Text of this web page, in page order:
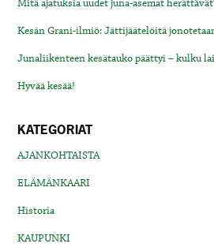
Mitä ajatuksia uudet juna-asemat
Kesän Grani-ilmiö: Jättijäätelöitä
Junaliikenteen kesätauko päättyi – kulku
Hyvää kesää!
KATEGORIAT
AJANKOHTAISTA
ELÄMÄNKAARI
Historia
KAUPUNKI